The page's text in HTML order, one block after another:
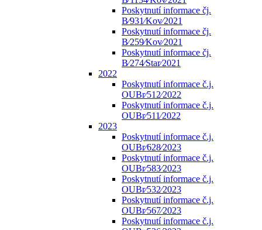
Poskytnutí informace čj.
B⁄931⁄Kov⁄2021
Poskytnutí informace čj.
B⁄259⁄Kov⁄2021
Poskytnutí informace čj.
B⁄274⁄Star⁄2021
2022
Poskytnutí informace č.j.
OUBr⁄512⁄2022
Poskytnutí informace č.j.
OUBr⁄511⁄2022
2023
Poskytnutí informace č.j.
OUBr⁄628⁄2023
Poskytnutí informace č.j.
OUBr⁄583⁄2023
Poskytnutí informace č.j.
OUBr⁄532⁄2023
Poskytnutí informace č.j.
OUBr⁄567⁄2023
Poskytnutí informace č.j.